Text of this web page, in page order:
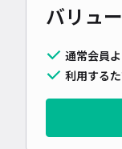
バリュ
通常会員
利用する